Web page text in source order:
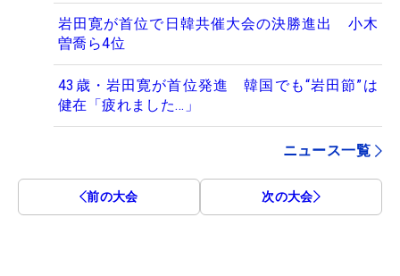
岩田寛が首位で日韓共催大会の決勝進出 小木
曽喬ら4位
43歳・岩田寛が首位発進 韓国でも“岩田節”は
健在「疲れました…」
ニュース一覧
前の大会 次の大会